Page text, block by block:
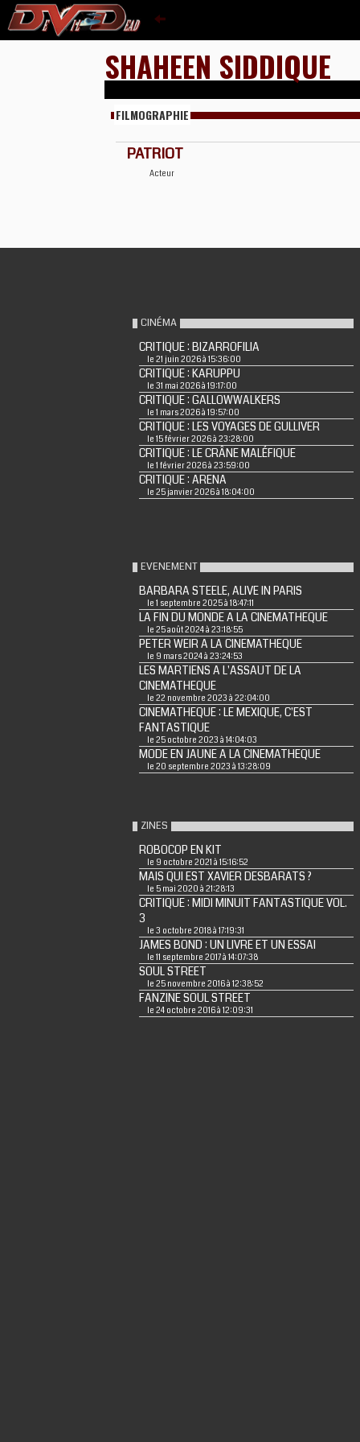
SHAHEEN SIDDIQUE
FILMOGRAPHIE
PATRIOT
Acteur
CINÉMA
CRITIQUE : BIZARROFILIA
le 21 juin 2026 à 15:36:00
CRITIQUE : KARUPPU
le 31 mai 2026 à 19:17:00
CRITIQUE : GALLOWWALKERS
le 1 mars 2026 à 19:57:00
CRITIQUE : LES VOYAGES DE GULLIVER
le 15 février 2026 à 23:28:00
CRITIQUE : LE CRÂNE MALÉFIQUE
le 1 février 2026 à 23:59:00
CRITIQUE : ARENA
le 25 janvier 2026 à 18:04:00
EVENEMENT
BARBARA STEELE, ALIVE IN PARIS
le 1 septembre 2025 à 18:47:11
LA FIN DU MONDE A LA CINEMATHEQUE
le 25 août 2024 à 23:18:55
PETER WEIR A LA CINEMATHEQUE
le 9 mars 2024 à 23:24:53
LES MARTIENS A L'ASSAUT DE LA
CINEMATHEQUE
le 22 novembre 2023 à 22:04:00
CINEMATHEQUE : LE MEXIQUE, C'EST
FANTASTIQUE
le 25 octobre 2023 à 14:04:03
MODE EN JAUNE A LA CINEMATHEQUE
le 20 septembre 2023 à 13:28:09
ZINES
ROBOCOP EN KIT
le 9 octobre 2021 à 15:16:52
MAIS QUI EST XAVIER DESBARATS ?
le 5 mai 2020 à 21:28:13
CRITIQUE : MIDI MINUIT FANTASTIQUE VOL.
3
le 3 octobre 2018 à 17:19:31
JAMES BOND : UN LIVRE ET UN ESSAI
le 11 septembre 2017 à 14:07:38
SOUL STREET
le 25 novembre 2016 à 12:38:52
FANZINE SOUL STREET
le 24 octobre 2016 à 12:09:31